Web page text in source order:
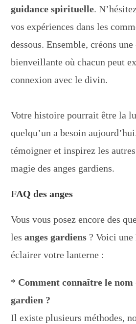
guidance spirituelle.
vos expériences dans les
dessous. Ensemble, créons
bienveillante où chacun peut
connexion avec le divin.
Votre histoire pourrait être la
quelqu’un a besoin
témoigner et inspirez les
magie des anges gardiens.
FAQ des anges
Vous vous posez encore des
lesanges gardiens ? Voici une
éclairer votre lanterne :
* Comment connaître le nom
gardien ?
Il existe plusieurs méthodes,